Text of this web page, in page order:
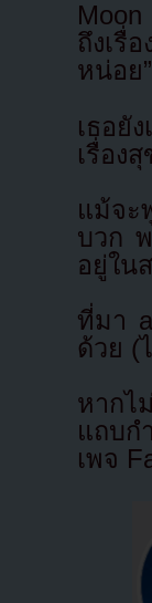
ถึงเ
หน่อย
เธอยั
เรื่อง
แม้จ
บวก
อยู่ใน
ที่มา
ด้วย (
หากไ
แถบก
เพจ